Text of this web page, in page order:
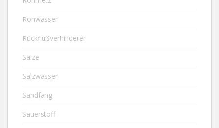
Rohwasser
Rückflußverhinderer
Salze
Salzwasser
Sandfang
Sauerstoff